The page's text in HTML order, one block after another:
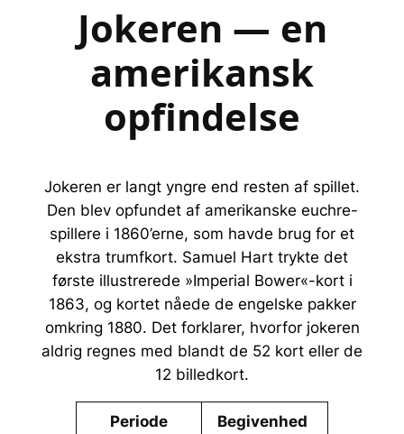
Jokeren — en
amerikansk
opfindelse
Jokeren er langt yngre end resten af spillet.
Den blev opfundet af amerikanske euchre-
spillere i 1860’erne, som havde brug for et
ekstra trumfkort. Samuel Hart trykte det
første illustrerede »Imperial Bower«-kort i
1863, og kortet nåede de engelske pakker
omkring 1880. Det forklarer, hvorfor jokeren
aldrig regnes med blandt de 52 kort eller de
12 billedkort.
Periode Begivenhed